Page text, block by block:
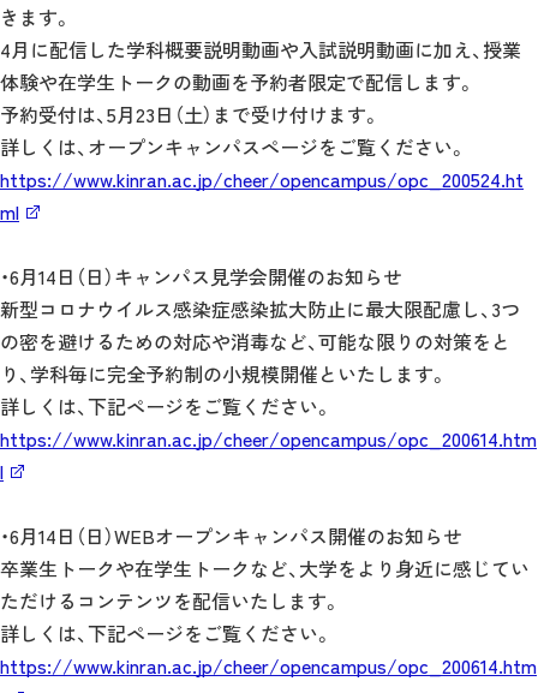
きます。
4月に配信した学科概要説明動画や入試説明動画に加え、授業
体験や在学生トークの動画を予約者限定で配信します。
予約受付は、5月23日（土）まで受け付けます。
詳しくは、オープンキャンパスページをご覧ください。
https://www.kinran.ac.jp/cheer/opencampus/opc_200524.ht
ml
・6月14日（日）キャンパス見学会開催のお知らせ
新型コロナウイルス感染症感染拡大防止に最大限配慮し、3つ
の密を避けるための対応や消毒など、可能な限りの対策をと
り、学科毎に完全予約制の小規模開催といたします。
詳しくは、下記ページをご覧ください。
https://www.kinran.ac.jp/cheer/opencampus/opc_200614.htm
l
・6月14日（日）WEBオープンキャンパス開催のお知らせ
卒業生トークや在学生トークなど、大学をより身近に感じてい
ただけるコンテンツを配信いたします。
詳しくは、下記ページをご覧ください。
https://www.kinran.ac.jp/cheer/opencampus/opc_200614.htm